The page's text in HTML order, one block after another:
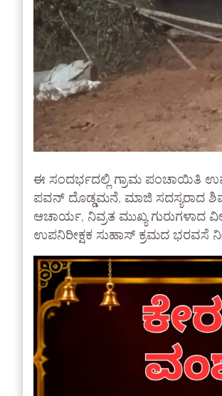
ಈ ಸಂದರ್ಭದಲ್ಲಿ ಗ್ರಾಮ ಪಂಚಾಯಿತಿ
ಪವನ್ ದೊಡ್ಡಮನೆ, ಮಾಜಿ ಸದಸ್ಯರಾದ
ಆಚಾರ್ಯ, ನಿವ್ರತ ಮುಖ್ಯ ಗುರುಗಳಾದ
ಉಪನಿರೀಕ್ಷಕ ಸುಹಾಸ್ ಕ್ರಮದ ಭರವಸೆ